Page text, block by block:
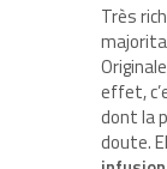
Très
effet,
dont la
doute.